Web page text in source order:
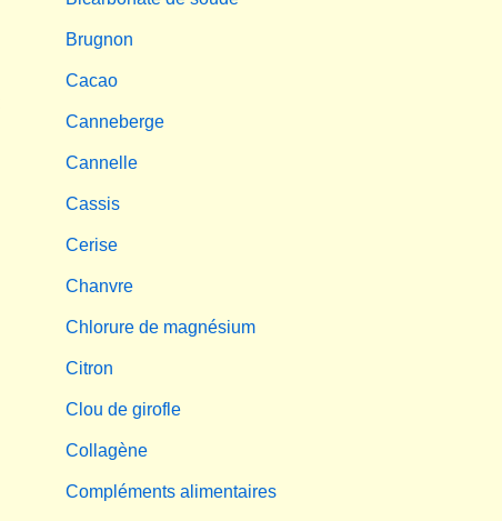
Brugnon
Cacao
Canneberge
Cannelle
Cassis
Cerise
Chanvre
Chlorure de magnésium
Citron
Clou de girofle
Collagène
Compléments alimentaires